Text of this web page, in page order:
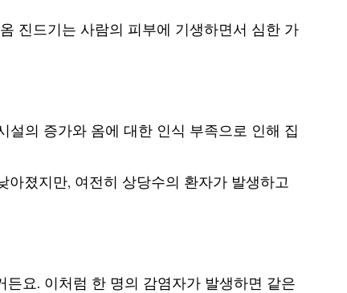
진드기는 사람의 피부에 기생하면서 심한 가
의 증가와 옴에 대한 인식 부족으로 인해 집
졌지만, 여전히 상당수의 환자가 발생하고
요. 이처럼 한 명의 감염자가 발생하면 같은